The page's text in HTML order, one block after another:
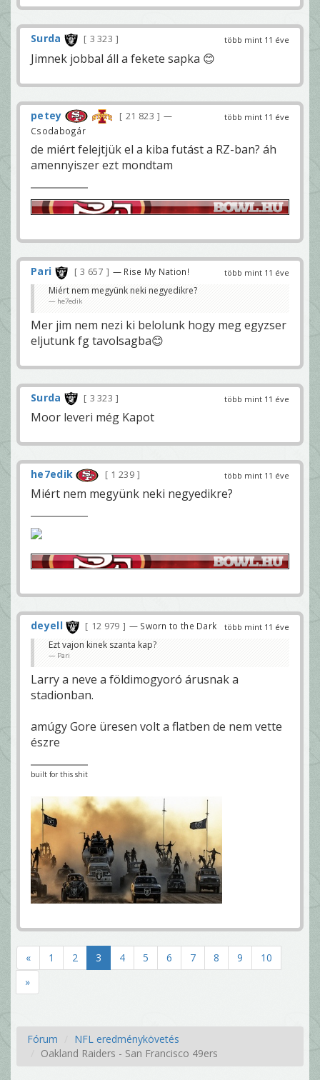
több mint 11 éve
Surda 3 323
Jimnek jobbal áll a fekete sapka 😊
több mint 11 éve
petey 21 823
—
Csodabogár
de miért felejtjük el a kiba futást a RZ-ban? áh
amennyiszer ezt mondtam
több mint 11 éve
Pari 3 657 — Rise My Nation!
Miért nem megyünk neki negyedikre?
he7edik
Mer jim nem nezi ki belolunk hogy meg egyzser
eljutunk fg tavolsagba😊
több mint 11 éve
Surda 3 323
Moor leveri még Kapot
több mint 11 éve
he7edik 1 239
Miért nem megyünk neki negyedikre?
több mint 11 éve
deyell 12 979 — Sworn to the Dark
Ezt vajon kinek szanta kap?
Pari
Larry a neve a földimogyoró árusnak a
stadionban.
amúgy Gore üresen volt a flatben de nem vette
észre
built for this shit
« 1 2 3 4 5 6 7 8 9
10
»
Fórum
NFL eredménykövetés
Oakland Raiders - San Francisco 49ers